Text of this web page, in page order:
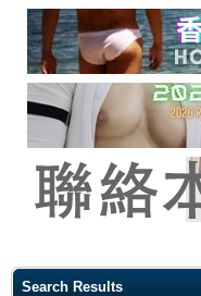
Search Results